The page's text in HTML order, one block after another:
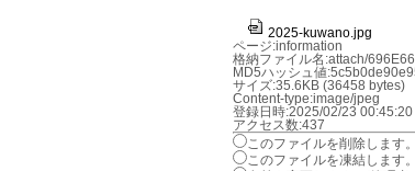
2025-kuwano.jpg
ページ:information
格納ファイル名:attach/
MD5ハッシュ値
サイズ:35.6KB (36458 bytes)
Content-type:image/jpeg
登録日時:2025/02/23 00:45:20
アクセス数:437
このファイルを削除します
このファイルを凍結します